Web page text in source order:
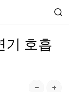
기 호흡